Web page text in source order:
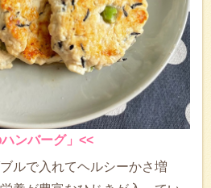
ンバーグ」<<
ルで入れてヘルシーかさ増